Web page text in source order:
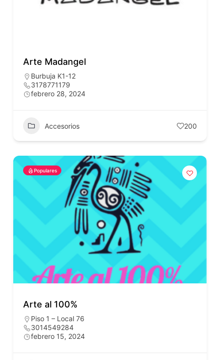
Arte Madangel
Burbuja K1-12
3178771179
febrero 28, 2024
Accesorios 200
Populares
Arte al 100%
Piso 1 – Local 76
3014549284
febrero 15, 2024